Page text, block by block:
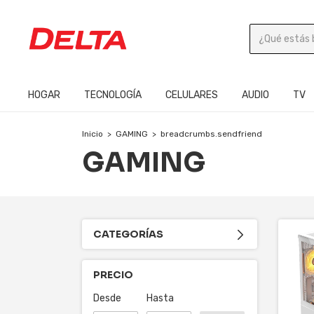
HOGAR TECNOLOGÍA CELULARES AUDIO TV
Inicio > GAMING > breadcrumbs.sendfriend
GAMING
CATEGORÍAS
PRECIO
Desde Hasta